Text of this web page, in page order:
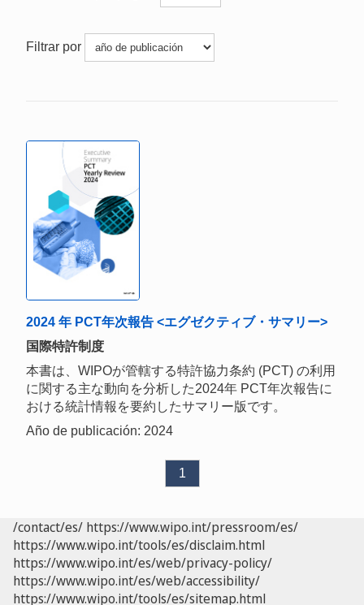
Filtrar por
2024 年 PCT年次報告 <エグゼクティブ・サマリー>
国際特許制度
本書は、WIPOが管轄する特許協力条約 (PCT) の利用
に関する主な動向を分析した2024年 PCT年次報告に
おける統計情報を要約したサマリー版です。
Año de publicación: 2024
1
/contact/es/ https://www.wipo.int/pressroom/es/
https://www.wipo.int/tools/es/disclaim.html
https://www.wipo.int/es/web/privacy-policy/
https://www.wipo.int/es/web/accessibility/
https://www.wipo.int/tools/es/sitemap.html